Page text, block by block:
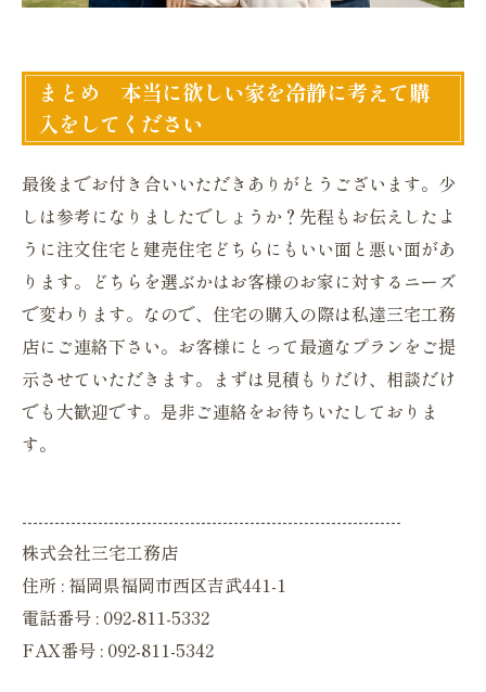
まとめ 本当に欲しい家を冷静に考えて購
入をしてください
最後までお付き合いいただきありがとうございます。少
しは参考になりましたでしょうか？先程もお伝えしたよ
うに注文住宅と建売住宅どちらにもいい面と悪い面があ
ります。どちらを選ぶかはお客様のお家に対するニーズ
で変わります。なので、住宅の購入の際は私達三宅工務
店にご連絡下さい。お客様にとって最適なプランをご提
示させていただきます。まずは見積もりだけ、相談だけ
でも大歓迎です。是非ご連絡をお待ちいたしておりま
す。
----------------------------------------------------------------------
株式会社三宅工務店
住所 : 福岡県福岡市西区吉武441-1
電話番号 : 092-811-5332
FAX番号 : 092-811-5342